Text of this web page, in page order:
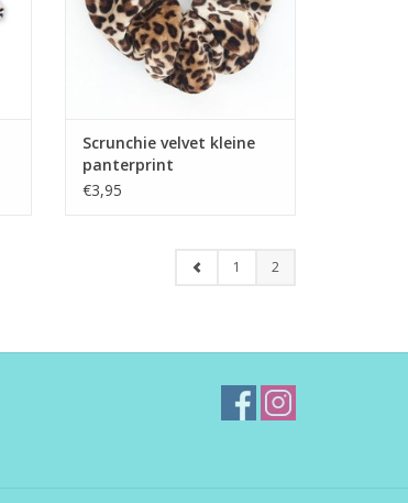
Scrunchie velvet kleine
panterprint
€3,95
1 2